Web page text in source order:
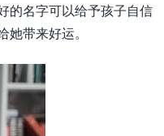
的名字可以给予孩子自信
带来好运。